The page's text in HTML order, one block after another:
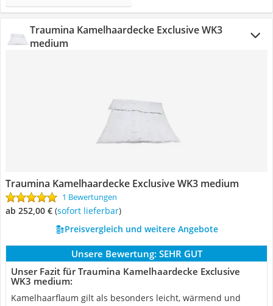
Traumina Kamelhaardecke Exclusive WK3
medium
Traumina Kamelhaardecke Exclusive WK3 medium
1 Bewertungen
ab 252,00 € ( Sofort lieferbar)
Preisvergleich und weitere Angebote
Unsere Bewertung: SEHR GUT
Unser Fazit für Traumina Kamelhaardecke Exclusive
WK3 medium:
Kamelhaarflaum gilt als besonders leicht, wärmend und